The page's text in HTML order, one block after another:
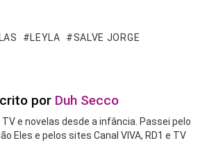
LEYLA SALVE JORGE
por Duh Secco
e novelas desde a infância. Passei pelo
Eles e pelos sites Canal VIVA, RD1 e TV